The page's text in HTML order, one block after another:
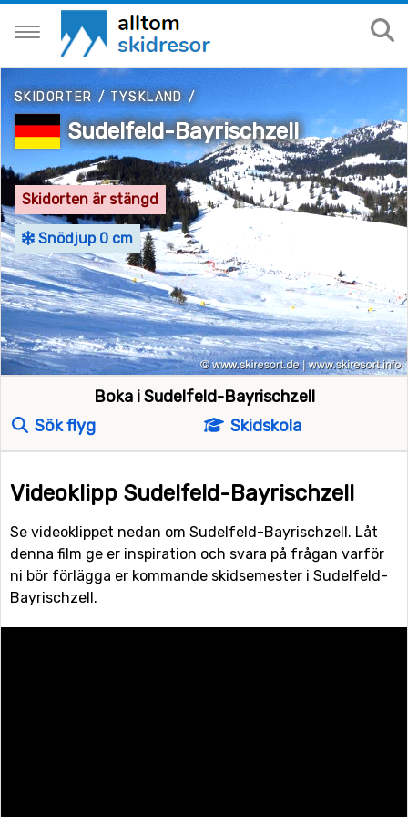
SKIDORTER/TYSKLAND /
Sudelfeld-Bayrischzell
Skidorten är stängd
Snödjup 0 cm
Boka i Sudelfeld-Bayrischzell
Sök flyg
Skidskola
Videoklipp Sudelfeld-Bayrischzell
Se videoklippet nedan om Sudelfeld-Bayrischzell. Låt
denna film ge er inspiration och svara på frågan varför
ni bör förlägga er kommande skidsemester i Sudelfeld-
Bayrischzell.